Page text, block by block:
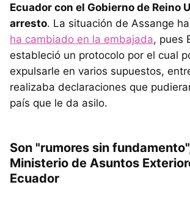
Ecuador con el Gobierno de Reino
arresto. La situación de Assange
ha cambiado en la embajada, pues
estableció un protocolo por el cual
expulsarle en varios supuestos,
realizaba declaraciones que
país que le da asilo.
Son "rumores sin
Ministerio de Asuntos
Ecuador